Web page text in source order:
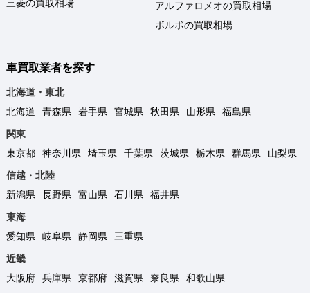
三菱の買取相場
アルファロメオの買取相場
ボルボの買取相場
車買取業者を探す
北海道・東北
北海道
青森県 岩手県 宮城県 秋田県 山形県
福島県
関東
東京都
神奈川県 埼玉県 千葉県 茨城県 栃木県 群馬県
山梨県
信越・北陸
新潟県
長野県 富山県 石川県
福井県
東海
愛知県
岐阜県 静岡県
三重県
近畿
大阪府
兵庫県 京都府 滋賀県 奈良県
和歌山県